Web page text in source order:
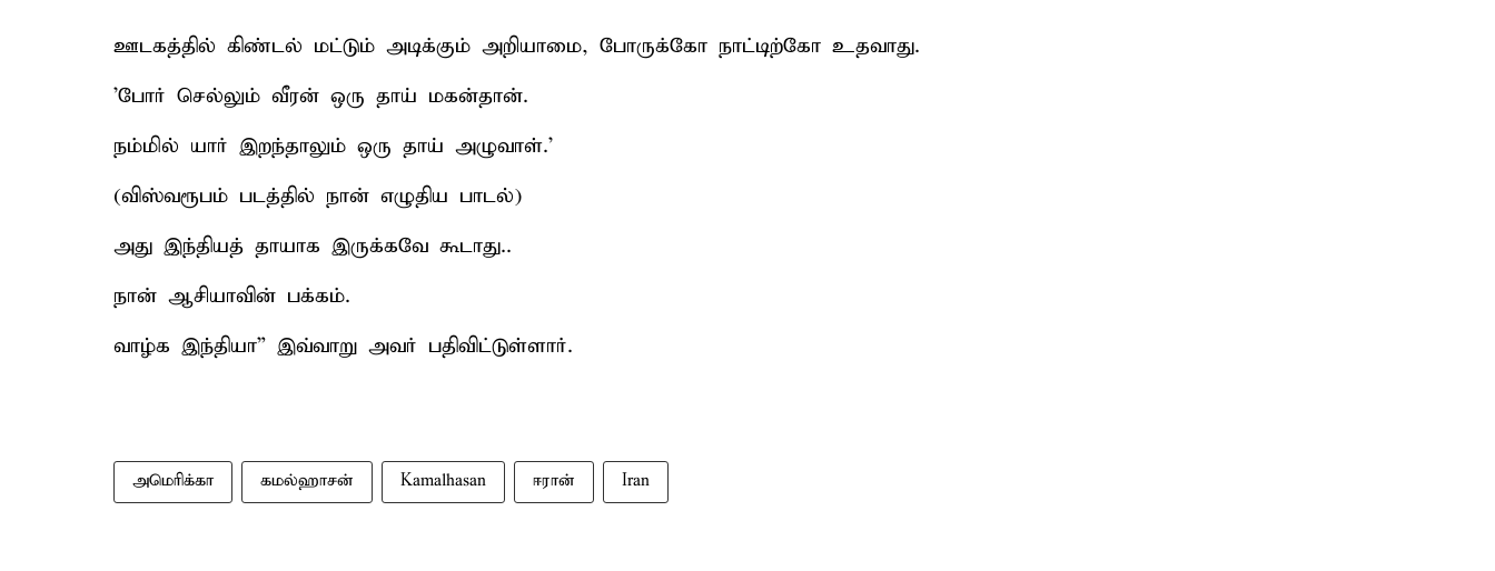
ஊடகத்தில் கிண்டல் மட்டும் அடிக்கும் அறியாமை, போருக்கோ நாட்டிற்கோ உதவாது.
'போர் செல்லும் வீரன் ஒரு தாய் மகன்தான்.
நம்மில் யார் இறந்தாலும் ஒரு தாய் அழுவாள்.'
(விஸ்வரூபம் படத்தில் நான் எழுதிய பாடல்)
அது இந்தியத் தாயாக இருக்கவே கூடாது..
நான் ஆசியாவின் பக்கம்.
வாழ்க இந்தியா” இவ்வாறு அவர் பதிவிட்டுள்ளார்.
அமெரிக்கா கமல்ஹாசன் Kamalhasan ஈரான் Iran